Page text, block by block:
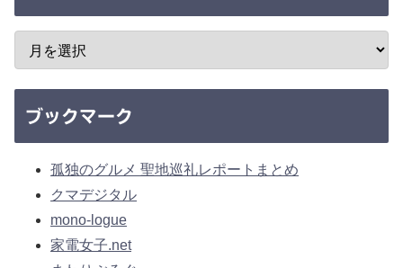
ブックマーク
孤独のグルメ 聖地巡礼レポートまとめ
クマデジタル
mono-logue
家電女子.net